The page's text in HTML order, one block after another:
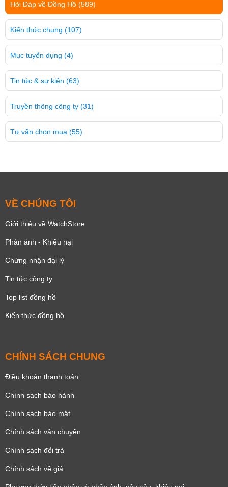
Hỏi Đáp về Đồng Hồ (589)
Kiến thức chung (107)
Mục tuyển dụng (4)
Tin tức & sự kiện (63)
Truyền thông công ty (31)
Tư vấn chọn mua (55)
VỀ CHÚNG TÔI
Giới thiệu về WatchStore
Phản ánh - Khiếu nại
Chứng nhận đại lý
Tin tức công ty
Top list đồng hồ
Kiến thức đồng hồ
CHÍNH SÁCH CHUNG
Điều khoản thanh toán
Chính sách bảo hành
Chính sách bảo mật
Chính sách vận chuyển
Chính sách đổi trả
Chính sách về giá